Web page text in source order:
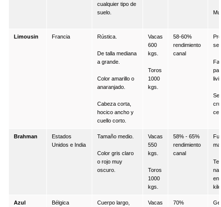
cualquier tipo de
suelo.
Limousin Francia Rústica.
De talla mediana
a grande.
Color amarillo o
anaranjado.
Cabeza corta,
hocico ancho y
cuello corto.
Vacas
600
kgs.
Toros
1000
kgs.
58-60%
rendimiento
canal
Se
Brahman
Estados
Unidos e India
Tamaño medio.
Color gris claro
o rojo muy
oscuro.
Vacas
550
kgs.
Toros
1000
kgs.
58% - 65%
rendimiento
canal
Azul
Bélgica
Cuerpo largo,
Vacas
70%